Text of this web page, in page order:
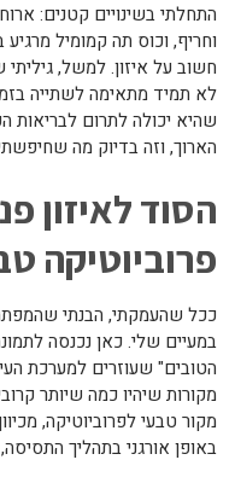
התחלתי בשינויים קטנים:
וחריף, וכוס תה קמומיל
חשוב על איזון. למשל,
לא תמיד מתאימה לשתייה
שהיא יכולה לתרום לבריאות
הארוך, וזה בדיוק מה
הסוד לאיזון
פרוביוטיקה
ככל שהעמקתי, הבנתי שהמפתח
במעיים שלי. כאן נכנסה
הטובים" שעוזרים למערכת
מקורות שיהיו כמה שיותר
מקור טבעי לפרוביוטיקה,
באופן אורגני בתהליך